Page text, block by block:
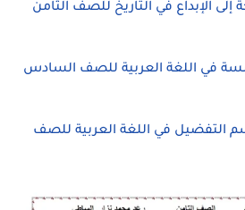
الإبداع في التاريخ للصف الثامن
في اللغة العربية للصف السادس
في اللغة العربية للصف